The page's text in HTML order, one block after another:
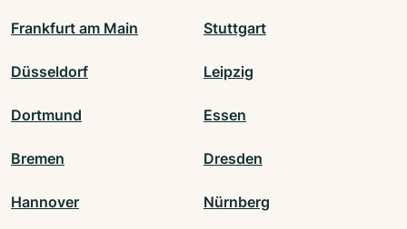
Frankfurt am Main Stuttgart
Düsseldorf Leipzig
Dortmund Essen
Bremen Dresden
Hannover Nürnberg